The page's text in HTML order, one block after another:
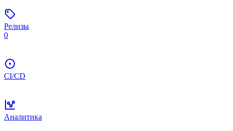
Релизы
0
CI/CD
Аналитика